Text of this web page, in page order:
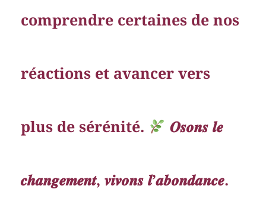
comprendre certaines de nos
réactions et avancer vers
plus de sérénité. 𝑶𝒔𝒐𝒏𝒔 𝒍𝒆
𝒄𝒉𝒂𝒏𝒈𝒆𝒎𝒆𝒏𝒕, 𝒗𝒊𝒗𝒐𝒏𝒔 𝒍’𝒂𝒃𝒐𝒏𝒅𝒂𝒏𝒄𝒆.